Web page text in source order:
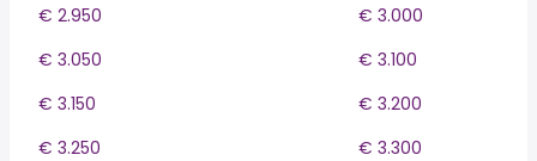
€ 2.950
€ 3.000
€ 3.050
€ 3.100
€ 3.150
€ 3.200
€ 3.250
€ 3.300